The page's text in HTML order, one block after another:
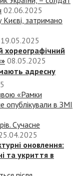
02.06.2025
Києві, затримано
19.05.2025
хореографічний
08.05.2025
адресну
«‎Рамки
опублікували в ЗМІ
Сучасне
оновлення:
та укриття в